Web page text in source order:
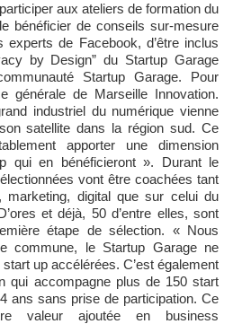
aux ateliers de formation du
bénéficier de conseils sur-mesure
de Facebook, d’être inclus
by Design” du Startup Garage
Startup Garage. Pour
générale de Marseille Innovation.
industriel du numérique vienne
satellite dans la région sud. Ce
apporter une dimension
qui en bénéficieront ». Durant le
vont être coachées tant
marketing, digital que sur celui du
et déjà, 50 d’entre elles, sont
étape de sélection. « Nous
commune, le Startup Garage ne
up accélérées. C’est également
qui accompagne plus de 150 start
ans sans prise de participation. Ce
valeur ajoutée en business